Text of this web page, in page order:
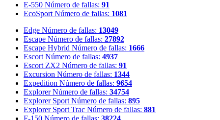
E-550 Número de fallas: 91
EcoSport Número de fallas: 1081
Edge Número de fallas: 13049
Escape Número de fallas: 27892
Escape Hybrid Número de fallas: 1666
Escort Número de fallas: 4937
Escort ZX2 Número de fallas: 91
Excursion Número de fallas: 1344
Expedition Número de fallas: 9654
Explorer Número de fallas: 34754
Explorer Sport Número de fallas: 895
Explorer Sport Trac Número de fallas: 881
F-150 Número de fallas: 38224